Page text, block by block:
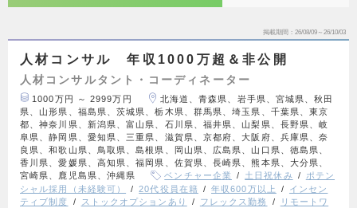
掲載期間 26/08/09～26/10/03
人材コンサル 年収1000万超＆非公開
人材コンサルタント・コーディネーター
1000万円 ～ 2999万円
北海道、青森県、岩手県、宮城県、秋田
県、山形県、福島県、茨城県、栃木県、群馬県、埼玉県、千葉県、東京
都、神奈川県、新潟県、富山県、石川県、福井県、山梨県、長野県、岐
阜県、静岡県、愛知県、三重県、滋賀県、京都府、大阪府、兵庫県、奈
良県、和歌山県、鳥取県、島根県、岡山県、広島県、山口県、徳島県、
香川県、愛媛県、高知県、福岡県、佐賀県、長崎県、熊本県、大分県、
宮崎県、鹿児島県、沖縄県
ベンチャー企業 土日祝休み
ポテン
シャル採用（未経験可）
20代役員在籍 年収600万以上
インセン
ティブ制度
ストックオプションあり フレックス勤務
リモートワ